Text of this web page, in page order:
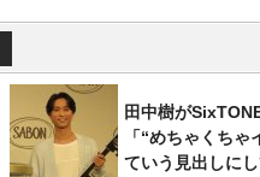
田中樹が
「“めちゃくち
ていう見出しにし